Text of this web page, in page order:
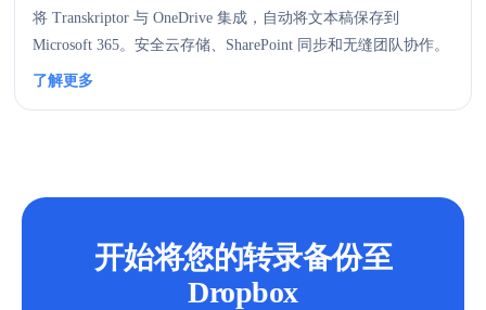
将 Transkriptor 与 OneDrive 集成，自动将文本稿保存到
Microsoft 365。安全云存储、SharePoint 同步和无缝团队协作。
了解更多
开始将您的转录备份至
Dropbox